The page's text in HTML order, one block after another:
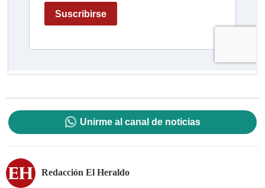
Unirme al canal de noticias
Redacción El Heraldo